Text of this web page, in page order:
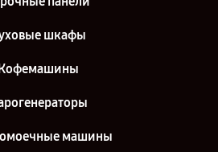
шкафы
машины